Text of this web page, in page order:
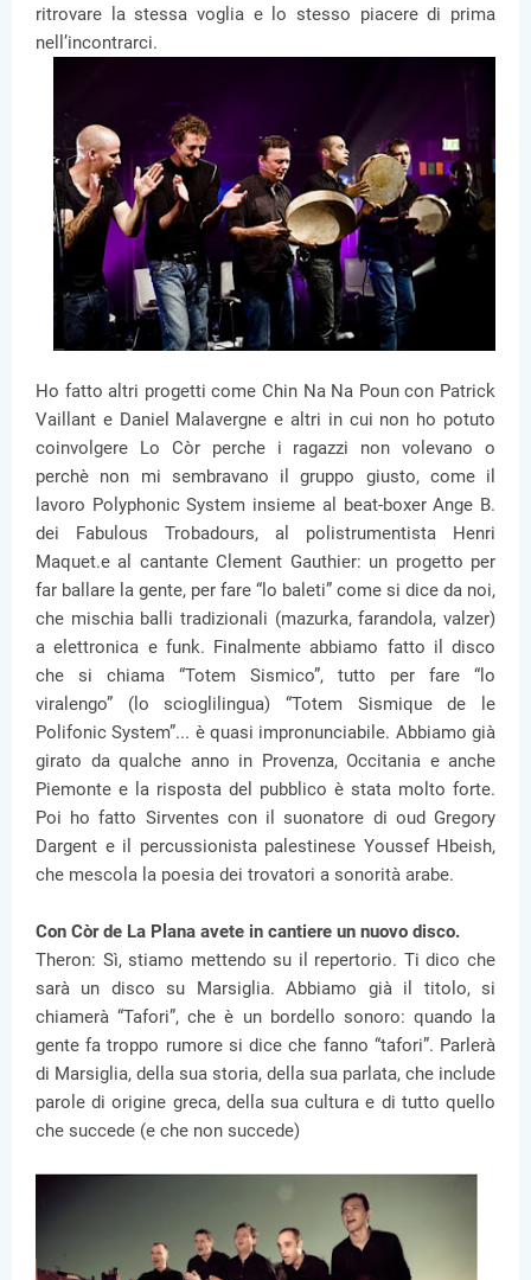
ritrovare la stessa voglia e lo stesso piacere di prima
nell’incontrarci.
Ho fatto altri progetti come Chin Na Na Poun con Patrick
Vaillant e Daniel Malavergne e altri in cui non ho potuto
coinvolgere Lo Còr perche i ragazzi non volevano o
perchè non mi sembravano il gruppo giusto, come il
lavoro Polyphonic System insieme al beat-boxer Ange B.
dei Fabulous Trobadours, al polistrumentista Henri
Maquet.e al cantante Clement Gauthier: un progetto per
far ballare la gente, per fare “lo baleti” come si dice da noi,
che mischia balli tradizionali (mazurka, farandola, valzer)
a elettronica e funk. Finalmente abbiamo fatto il disco
che si chiama “Totem Sismico”, tutto per fare “lo
viralengo” (lo scioglilingua) “Totem Sismique de le
Polifonic System”... è quasi impronunciabile. Abbiamo già
girato da qualche anno in Provenza, Occitania e anche
Piemonte e la risposta del pubblico è stata molto forte.
Poi ho fatto Sirventes con il suonatore di oud Gregory
Dargent e il percussionista palestinese Youssef Hbeish,
che mescola la poesia dei trovatori a sonorità arabe.
Con Còr de La Plana avete in cantiere un nuovo disco.
Theron: Sì, stiamo mettendo su il repertorio. Ti dico che
sarà un disco su Marsiglia. Abbiamo già il titolo, si
chiamerà “Tafori”, che è un bordello sonoro: quando la
gente fa troppo rumore si dice che fanno “tafori”. Parlerà
di Marsiglia, della sua storia, della sua parlata, che include
parole di origine greca, della sua cultura e di tutto quello
che succede (e che non succede)